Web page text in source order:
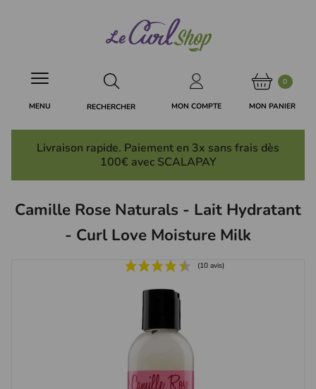
MON COMPTE
0
MON PANIER
RECHERCHER
MENU
Livraison rapide. Paiement en 3x sans frais dès
100€ avec SCALAPAY
Camille Rose Naturals - Lait Hydratant
- Curl Love Moisture Milk